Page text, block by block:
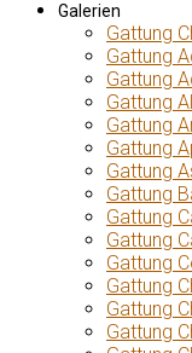
Galerien
Gattung
Gattung
Gattung
Gattung
Gattung
Gattung
Gattung
Gattung
Gattung
Gattung
Gattung
Gattung
Gattung
Gattung